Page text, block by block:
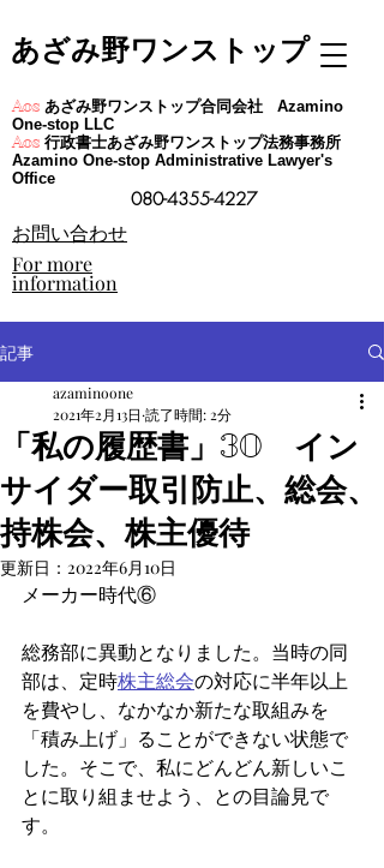
あざみ野ワンストップ
Aos あざみ野ワンストップ合同会社 Azamino
One-stop LLC
Aos 行政書士あざみ野ワンストップ法務事務所
Azamino One-stop Administrative Lawyer's
Office
080-4355-4227
​お問い合わせ
For more
information
記事
「私の履歴書」30 イン
サイダー取引防止、総会、
持株会、株主優待
azaminoone
2021年2月13日 読了時間: 2分
更新日： 2022年6月10日
メーカー時代⑥
総務部に異動となりました。当時の同
部は、定時株主総会の対応に半年以上
を費やし、なかなか新たな取組みを
「積み上げ」ることができない状態で
した。そこで、私にどんどん新しいこ
とに取り組ませよう、との目論見で
す。